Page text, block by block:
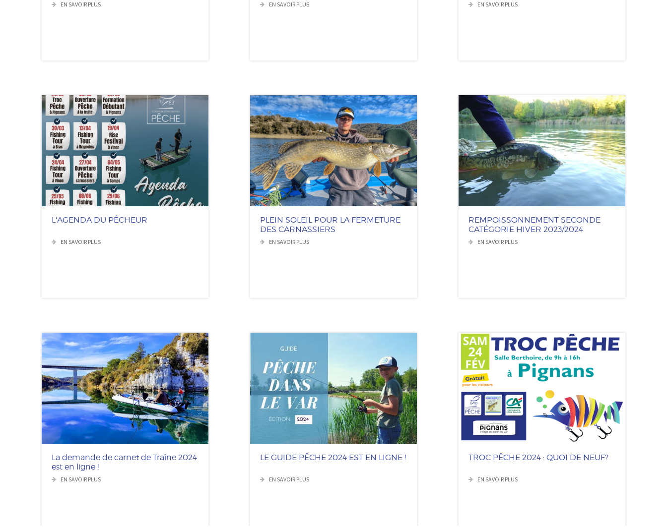
EN SAVOIR PLUS EN SAVOIR PLUS EN SAVOIR PLUS
L'AGENDA DU PÊCHEUR
EN SAVOIR PLUS
PLEIN SOLEIL POUR LA FERMETURE
DES CARNASSIERS
EN SAVOIR PLUS
REMPOISSONNEMENT SECONDE
CATÉGORIE HIVER 2023/2024
EN SAVOIR PLUS
La demande de carnet de Traîne 2024
est en ligne !
EN SAVOIR PLUS
LE GUIDE PÊCHE 2024 EST EN LIGNE !
EN SAVOIR PLUS
TROC PÊCHE 2024 : QUOI DE NEUF?
EN SAVOIR PLUS